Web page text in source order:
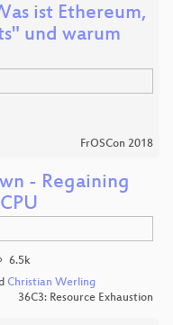
ist Ethereum,
und warum
FrOSCon 2018
- Regaining
6.5k
Christian Werling
36C3: Resource Exhaustion